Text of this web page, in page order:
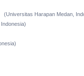
(Universitas Harapan Medan,